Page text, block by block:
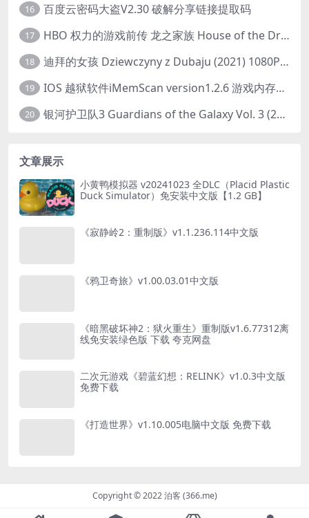
16 百度云密码大盗V2.30 破解分享链接提取码
17 HBO 权力的游戏前传 龙之家族 House of the Dragon (2022) 中字 1080P 更新4集
18 迪拜的女孩 Dziewczyny z Dubaju (2021) 1080P 中字
19 IOS 越狱软件iMemScan version1.2.6 游戏内存修改器
20 银河护卫队3 Guardians of the Galaxy Vol. 3 (2023)4K高清资源1080p只分享精品
文章展示
小黄鸭模拟器 v20241023 全DLC（Placid Plastic
Duck Simulator）免安装中文版【1.2 GB】
《寂静岭2：重制版》v1.1.236.114中文版
《鸦卫奇旅》v1.00.03.01中文版
《暗黑破坏神2：狱火重生》重制版v1.6.77312离
线免安装绿色版 下载 夸克网盘
二次元游戏《碧蓝幻想：RELINK》v1.0.3中文版
免费下载
《打造世界》v1.10.005电脑中文版 免费下载
Copyright © 2022 泊客 (366.me)